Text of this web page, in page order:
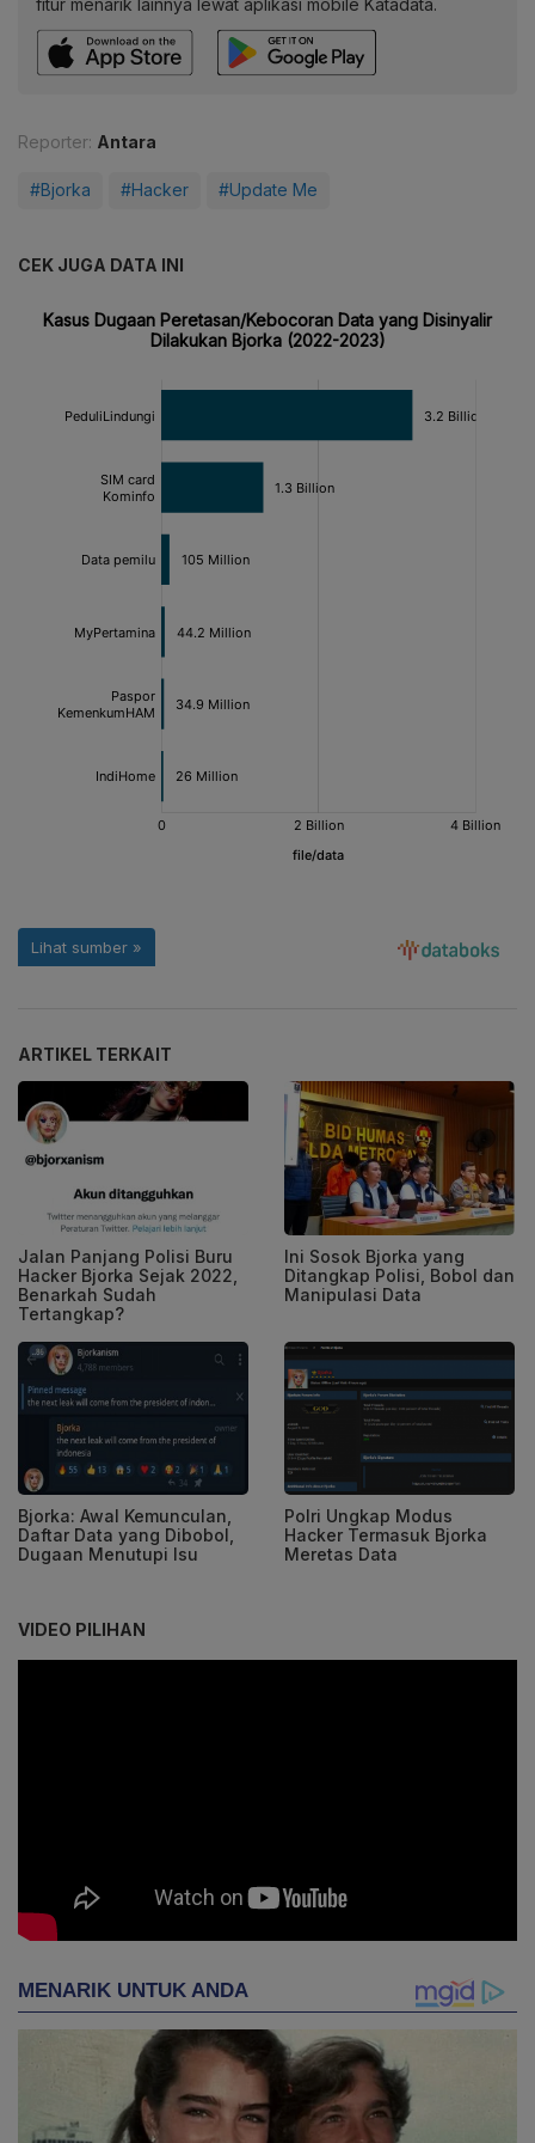
Reporter: Antara
#Bjorka #Hacker #Update Me
CEK JUGA DATA INI
ARTIKEL TERKAIT
Jalan Panjang Polisi Buru
Hacker Bjorka Sejak 2022,
Benarkah Sudah
Tertangkap?
Ini Sosok Bjorka yang
Ditangkap Polisi, Bobol dan
Manipulasi Data
Bjorka: Awal Kemunculan,
Daftar Data yang Dibobol,
Dugaan Menutupi Isu
Polri Ungkap Modus
Hacker Termasuk Bjorka
Meretas Data
VIDEO PILIHAN